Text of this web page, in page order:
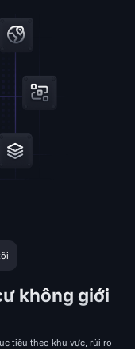
không giới
tiêu theo khu vực, rủi ro